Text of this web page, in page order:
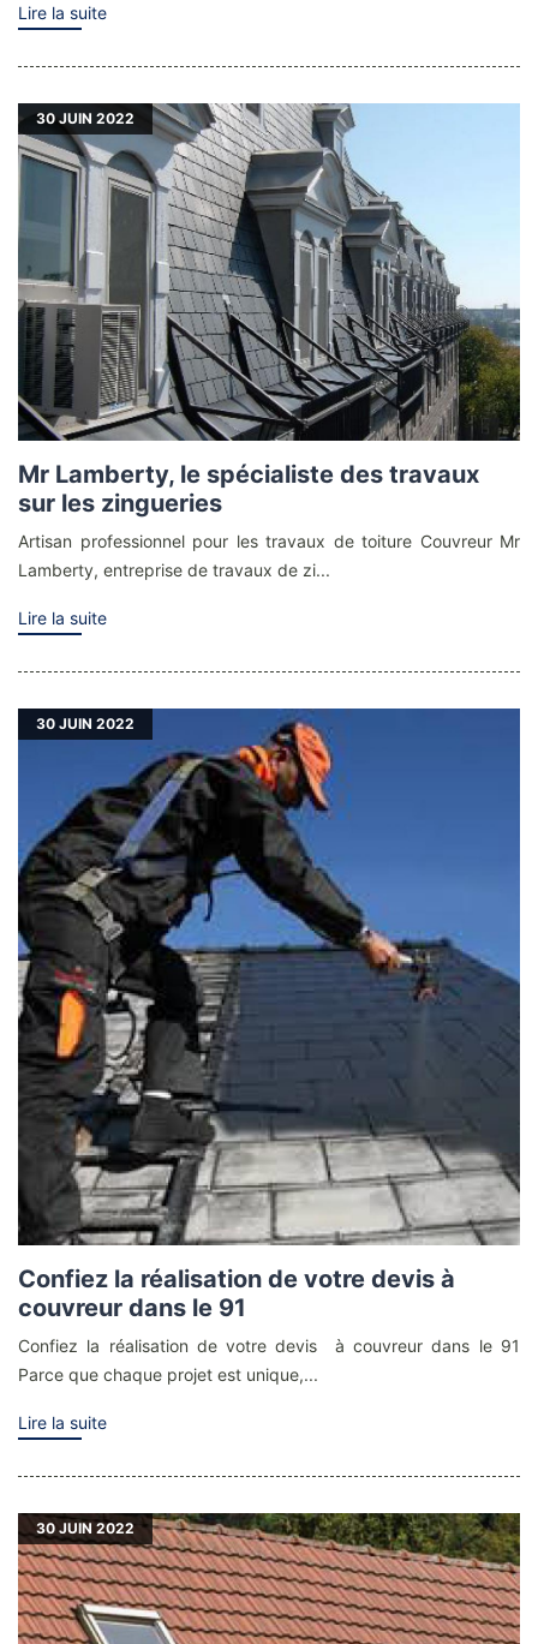
Lire la suite
30JUIN 2022
Mr Lamberty, le spécialiste des travaux
sur les zingueries
Artisan professionnel pour les travaux de toiture Couvreur Mr
Lamberty, entreprise de travaux de zi...
Lire la suite
30 JUIN 2022
Confiez la réalisation de votre devis à
couvreur dans le 91
Confiez la réalisation de votre devis à couvreur dans le 91
Parce que chaque projet est unique,...
Lire la suite
30 JUIN 2022